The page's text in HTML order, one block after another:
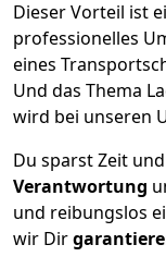
Dieser Vorteil ist
professionelles
eines
Und das Thema
wird bei unseren
Du sparst Zeit
Verantwortung
und reibungslos
wir Dir